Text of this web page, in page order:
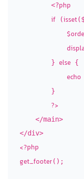
        <?
php
if (isset
        }
else {
echo
        }
?>
    </main>
<?php
get_footer();